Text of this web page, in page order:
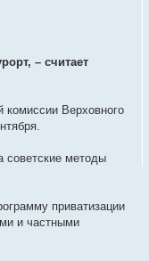
– считает
Верховного
советские методы
приватизации
и частными